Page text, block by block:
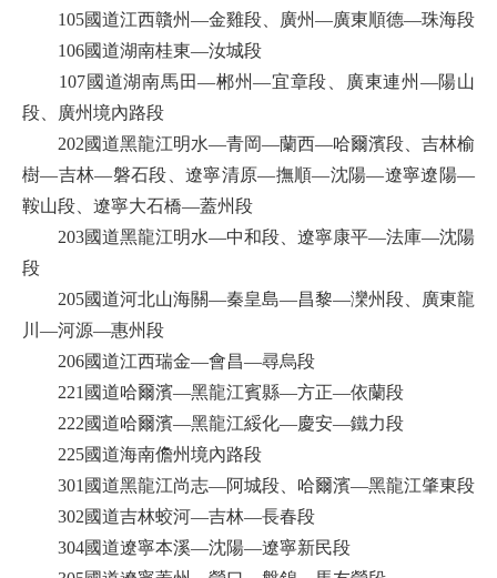
105國道江西贛州—金雞段、廣州—廣東順德—珠海段
106國道湖南桂東—汝城段
107國道湖南馬田—郴州—宜章段、廣東連州—陽山
段、廣州境內路段
202國道黑龍江明水—青岡—蘭西—哈爾濱段、吉林榆
樹—吉林—磐石段、遼寧清原—撫順—沈陽—遼寧遼陽—
鞍山段、遼寧大石橋—蓋州段
203國道黑龍江明水—中和段、遼寧康平—法庫—沈陽
段
205國道河北山海關—秦皇島—昌黎—灤州段、廣東龍
川—河源—惠州段
206國道江西瑞金—會昌—尋烏段
221國道哈爾濱—黑龍江賓縣—方正—依蘭段
222國道哈爾濱—黑龍江綏化—慶安—鐵力段
225國道海南儋州境內路段
301國道黑龍江尚志—阿城段、哈爾濱—黑龍江肇東段
302國道吉林蛟河—吉林—長春段
304國道遼寧本溪—沈陽—遼寧新民段